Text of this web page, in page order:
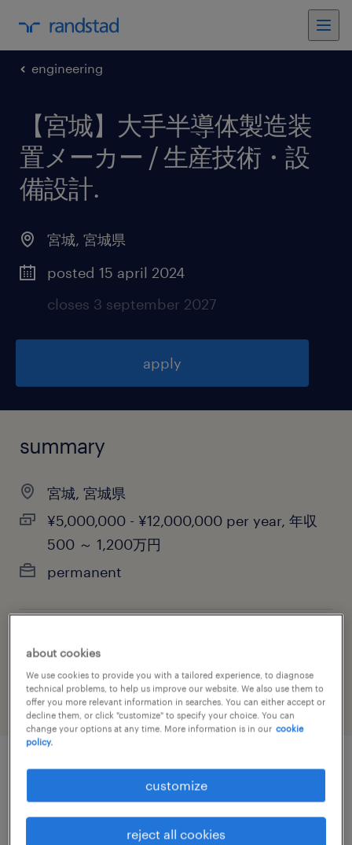
engineering
【宮城】大手半導体製造装
置メーカー / 生産技術・設
備設計.
宮城, 宮城県
posted 15 april 2024
closes 3 september 2027
apply
summary
宮城, 宮城県
¥5,000,000 - ¥12,000,000 per year, 年収
500 ～ 1,200万円
permanent
job category
engineering
about cookies
We use cookies to provide you with a tailored experience, to diagnose
technical problems, to help us improve our website. We also use them to
offer you more relevant information in searches. You can either accept or
decline them, or click "customize" to specify your choice. You can
change your options at any time. More information is in our cookie
policy.
customize
reject all cookies